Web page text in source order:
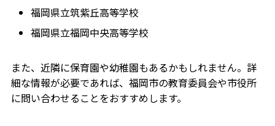
福岡県立筑紫丘高等学校
福岡県立福岡中央高等学校
また、近隣に保育園や幼稚園もあるかもしれません。詳
細な情報が必要であれば、福岡市の教育委員会や市役所
に問い合わせることをおすすめします。